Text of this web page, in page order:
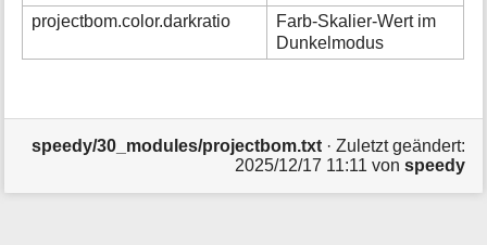
projectbom.color.darkratio
Farb-Skalier-Wert im
Dunkelmodus
speedy/30_modules/projectbom.txt· Zuletzt geändert:
2025/12/17 11:11 von speedy